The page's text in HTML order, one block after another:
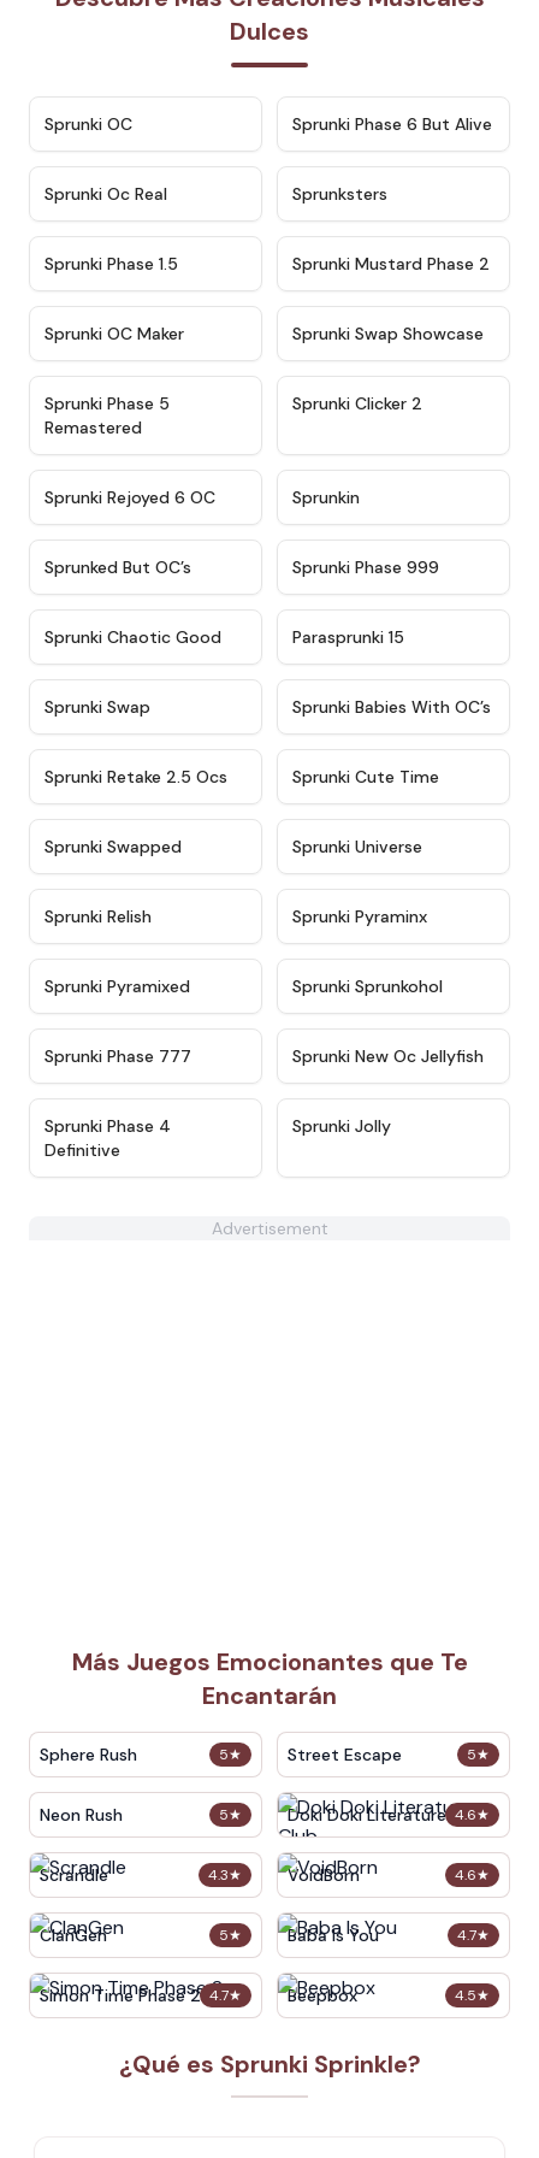
Dulces
Sprunki OC ★ 4.9
Sprunki Phase 6 But Alive
Sprunki Oc Real Sprunksters
Sprunki Phase 1.5 ★ 4.4
Sprunki Mustard Phase 2
Sprunki OC Maker ★ 4.6
Sprunki Swap Showcase
Sprunki Phase 5
Remastered
Sprunki Clicker 2
★ 4.4
Sprunki Rejoyed 6 OC Sprunkin
Sprunked But OC’s Sprunki Phase 999
★ 4.7
Sprunki Chaotic Good Parasprunki 15
Sprunki Swap ★ 4.8
Sprunki Babies With OC’s
★ 4.6
Sprunki Retake 2.5 Ocs Sprunki Cute Time
Sprunki Swapped Sprunki Universe
Sprunki Relish Sprunki Pyraminx
Sprunki Pyramixed Sprunki Sprunkohol
Sprunki Phase 777 ★ 4.8
Sprunki New Oc Jellyfish
Sprunki Phase 4
Definitive
Sprunki Jolly
Advertisement
Más Juegos Emocionantes que Te
Encantarán
5★
Sphere Rush 5★
Street Escape
5★
Neon Rush 4.6★
Doki Doki Literature Club
4.3★
Scrandle 4.6★
VoidBorn
5★
ClanGen 4.7★
Baba Is You
4.7★
Simon Time Phase 2 4.5★
Beepbox
¿Qué es Sprunki Sprinkle?